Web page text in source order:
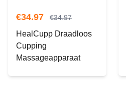
€34.97 €34.97
HealCupp Draadloos
Cupping
Massageapparaat